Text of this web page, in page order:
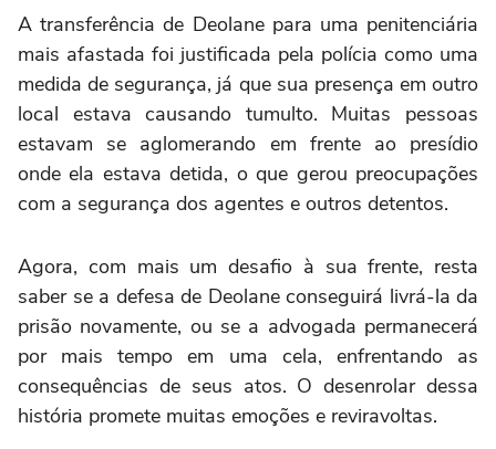
A transferência de Deolane para uma penitenciária
mais afastada foi justificada pela polícia como uma
medida de segurança, já que sua presença em outro
local estava causando tumulto. Muitas pessoas
estavam se aglomerando em frente ao presídio
onde ela estava detida, o que gerou preocupações
com a segurança dos agentes e outros detentos.
Agora, com mais um desafio à sua frente, resta
saber se a defesa de Deolane conseguirá livrá-la da
prisão novamente, ou se a advogada permanecerá
por mais tempo em uma cela, enfrentando as
consequências de seus atos. O desenrolar dessa
história promete muitas emoções e reviravoltas.